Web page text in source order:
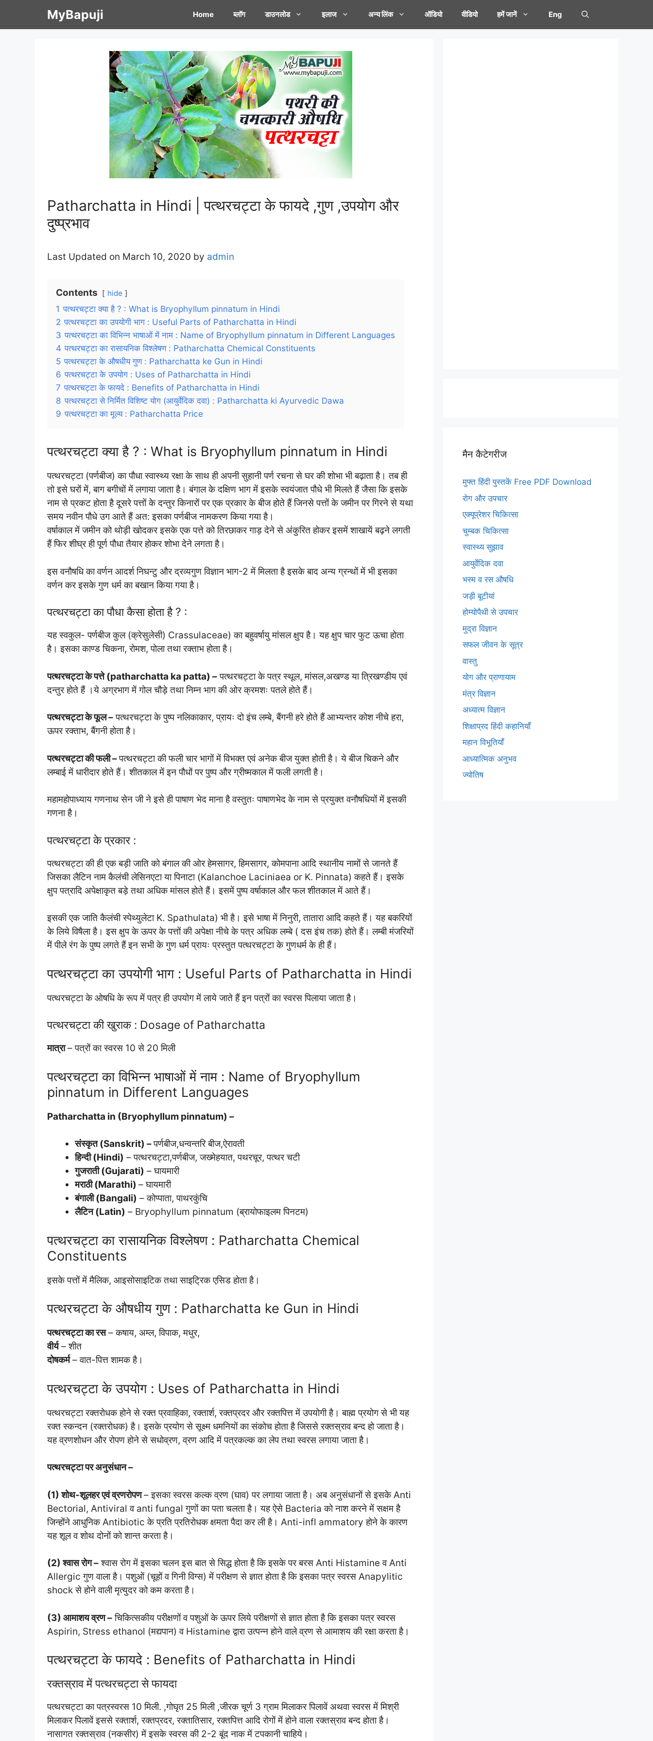
MyBapuji Home ब्लॉग डाउनलोड इलाज अन्य लिंक ऑडियो वीडियो हमें जानें Eng
Patharchatta in Hindi | पत्थरचट्टा के फायदे ,गुण ,उपयोग और
दुष्प्रभाव
Last Updated on March 10, 2020 by admin
Contents hide
1 पत्थरचट्टा क्या है ? : What is Bryophyllum pinnatum in Hindi
2 पत्थरचट्टा का उपयोगी भाग : Useful Parts of Patharchatta in Hindi
3 पत्थरचट्टा का विभिन्न भाषाओं में नाम : Name of Bryophyllum pinnatum in Different Languages
4 पत्थरचट्टा का रासायनिक विश्लेषण : Patharchatta Chemical Constituents
5 पत्थरचट्टा के औषधीय गुण : Patharchatta ke Gun in Hindi
6 पत्थरचट्टा के उपयोग : Uses of Patharchatta in Hindi
7 पत्थरचट्टा के फायदे : Benefits of Patharchatta in Hindi
8 पत्थरचट्टा से निर्मित विशिष्ट योग (आयुर्वेदिक दवा) : Patharchatta ki Ayurvedic Dawa
9 पत्थरचट्टा का मूल्य : Patharchatta Price
पत्थरचट्टा क्या है ? : What is Bryophyllum pinnatum in Hindi
पत्थरचट्टा (पर्णबीज) का पौधा स्वास्थ्य रक्षा के साथ ही अपनी सुहानी पर्ण रचना से घर की शोभा भी बढ़ाता है। तब ही
तो इसे घरों में, बाग बगीचों में लगाया जाता है। बंगाल के दक्षिण भाग में इसके स्वयंजात पौधे भी मिलते हैं जैसा कि इसके
नाम से प्रकट होता है दूसरे पत्तों के दन्तुर किनारों पर एक प्रकार के बीज होते हैं जिनसे पत्तों के जमीन पर गिरने से यथा
समय नवीन पौधे उग आते हैं अत: इसका पर्णबीज नामकरण किया गया है।
वर्षाकाल में जमीन को थोड़ी खोदकर इसके एक पत्ते को तिरछाकर गाड़ देने से अंकुरित होकर इसमें शाखायें बढ़ने लगती
हैं फिर शीघ्र ही पूर्ण पौधा तैयार होकर शोभा देने लगता है।
इस वनौषधि का वर्णन आदर्श निघन्टु और द्रव्यगुण विज्ञान भाग-2 में मिलता है इसके बाद अन्य ग्रन्थों में भी इसका
वर्णन कर इसके गुण धर्म का बखान किया गया है।
पत्थरचट्टा का पौधा कैसा होता है ? :
यह स्वकुल- पर्णबीज कुल (क्रेसुलेसी) Crassulaceae) का बहुवर्षायु मांसल क्षुप है। यह क्षुप चार फुट ऊचा होता
है। इसका काण्ड चिकना, रोमश, पोला तथा रक्ताभ होता है।
पत्थरचट्टा के पत्ते (patharchatta ka patta) –पत्थरचट्टा के पत्र स्थूल, मांसल,अखण्ड या त्रिखण्डीय एवं
दन्तुर होते हैं ।ये अग्रभाग में गोल चौड़े तथा निम्न भाग की ओर क्रमशः पतले होते हैं।
पत्थरचट्टा के फूल –पत्थरचट्टा के पुष्प नलिकाकार, प्रायः दो इंच लम्बे, बैंगनी हरे होते हैं आभ्यन्तर कोश नीचे हरा,
ऊपर रक्ताभ, बैंगनी होता है।
पत्थरचट्टा की फली –पत्थरचट्टा की फली चार भागों में विभक्त एवं अनेक बीज युक्त होती है। ये बीज चिकने और
लम्बाई में धारीदार होते हैं। शीतकाल में इन पौधों पर पुष्प और ग्रीष्मकाल में फली लगती है।
महामहोपाध्याय गणनाथ सेन जी ने इसे ही पाषाण भेद माना है वस्तुतः पाषाणभेद के नाम से प्रयुक्त वनौषधियों में इसकी
गणना है।
पत्थरचट्टा के प्रकार :
पत्थरचट्टा की ही एक बड़ी जाति को बंगाल की ओर हेमसागर, हिमसागर, कोमपाना आदि स्थानीय नामों से जानते हैं
जिसका लैटिन नाम कैलंची लेसिनएटा या पिनाटा (Kalanchoe Laciniaea or K. Pinnata) कहते हैं। इसके
क्षुप पत्रादि अपेक्षाकृत बड़े तथा अधिक मांसल होते हैं। इसमें पुष्प वर्षाकाल और फल शीतकाल में आते हैं।
इसकी एक जाति कैलंची स्पेथ्युलेटा K. Spathulata) भी है। इसे भाषा में निनुरी, तातारा आदि कहते हैं। यह बकरियों
के लिये विषैला है। इस क्षुप के ऊपर के पत्तों की अपेक्षा नीचे के पत्र अधिक लम्बे ( दस इंच तक) होते हैं। लम्बी मंजरियों
में पीले रंग के पुष्प लगते हैं इन सभी के गुण धर्म प्रायः प्रस्तुत पत्थरचट्टा के गुणधर्म के ही हैं।
पत्थरचट्टा का उपयोगी भाग : Useful Parts of Patharchatta in Hindi
पत्थरचट्टा के ओषधि के रूप में पत्र ही उपयोग में लाये जाते हैं इन पत्रों का स्वरस पिलाया जाता है।
पत्थरचट्टा की खुराक : Dosage of Patharchatta
मात्रा– पत्रों का स्वरस 10 से 20 मिली
पत्थरचट्टा का विभिन्न भाषाओं में नाम : Name of Bryophyllum
pinnatum in Different Languages
Patharchatta in (Bryophyllum pinnatum) –
संस्कृत (Sanskrit) –पर्णबीज,धन्वन्तरि बीज,ऐरावती
हिन्दी (Hindi) – पत्थरचट्टा,पर्णबीज, जख्मेहयात, पथरचूर, पत्थर चटी
गुजराती (Gujarati) – घायमारी
मराठी (Marathi) – घायमारी
बंगाली (Bangali) – कोप्पाता, पाथरकुंचि
लैटिन (Latin) – Bryophyllum pinnatum (ब्रायोफाइलम पिनटम)
पत्थरचट्टा का रासायनिक विश्लेषण : Patharchatta Chemical
Constituents
इसके पत्तों में मैलिक, आइसोसाइटिक तथा साइट्रिक एसिड होता है।
पत्थरचट्टा के औषधीय गुण : Patharchatta ke Gun in Hindi
पत्थरचट्टा का रस– कषाय, अम्ल, विपाक, मधुर,
वीर्य– शीत
दोषकर्म– वात-पित्त शामक है।
पत्थरचट्टा के उपयोग : Uses of Patharchatta in Hindi
पत्थरचट्टा रक्तरोधक होने से रक्त प्रवाहिका, रक्तार्श, रक्तप्रदर और रक्तपित्त में उपयोगी है। बाह्म प्रयोग से भी यह
रक्त स्कन्दन (रक्तरोधक) है। इसके प्रयोग से सूक्ष्म धमनियों का संकोच होता है जिससे रक्तस्राव बन्द हो जाता है।
यह व्रणशोधन और रोपण होने से सधोव्रण, व्रण आदि में पत्रकल्क का लेप तथा स्वरस लगाया जाता है।
पत्थरचट्टा पर अनुसंधान –
(1) शोथ-शूलहर एवं व्रणरोपण– इसका स्वरस कल्क व्रण (घाव) पर लगाया जाता है। अब अनुसंधानों से इसके Anti
Bectorial, Antiviral व anti fungal गुणों का पता चलता है। यह ऐसे Bacteria को नाश करने में सक्षम है
जिन्होंने आधुनिक Antibiotic के प्रति प्रतिरोधक क्षमता पैदा कर ली है। Anti-infl ammatory होने के कारण
यह शूल व शोथ दोनों को शान्त करता है।
(2) श्वास रोग –श्वास रोग में इसका चलन इस बात से सिद्ध होता है कि इसके पर बरस Anti Histamine व Anti
Allergic गुण वाला है। पशुओं (चूहों व गिनी विग्स) में परीक्षण से ज्ञात होता है कि इसका पत्र स्वरस Anapylitic
shock से होने वाली मृत्युदर को कम करता है।
(3) आमाशय व्रण –चिकित्सकीय परीक्षणों व पशुओं के ऊपर लिये परीक्षणों से ज्ञात होता है कि इसका पत्र स्वरस
Aspirin, Stress ethanol (मद्यपान) व Histamine द्वारा उत्पन्न होने वाले व्रण से आमाशय की रक्षा करता है।
पत्थरचट्टा के फायदे : Benefits of Patharchatta in Hindi
रक्तस्राव में पत्थरचट्टा से फायदा
पत्थरचट्टा का पत्रस्वरस 10 मिली. ,गोघृत 25 मिली ,जीरक चूर्ण 3 ग्राम मिलाकर पिलावें अथवा स्वरस में मिश्री
मिलाकर पिलावें इससे रक्तार्श, रक्तप्रदर, रक्तातिसार, रक्तपित्त आदि रोगों में होने वाला रक्तस्राव बन्द होता है।
नासागत रक्तस्राव (नकसीर) में इसके स्वरस की 2-2 बूंद नाक में टपकानी चाहिये।
मैन कैटेगरीज
मुफ्त हिंदी पुस्तकें Free PDF Download
रोग और उपचार
एक्यूप्रेशर चिकित्सा
चुम्बक चिकित्सा
स्वास्थ्य सुझाव
आयुर्वेदिक दवा
भस्म व रस औषधि
जड़ी बूटीयां
होम्योपैथी से उपचार
मुद्रा विज्ञान
सफल जीवन के सूत्र
वास्तु
योग और प्राणायाम
मंत्र विज्ञान
अध्यात्म विज्ञान
शिक्षाप्रद हिंदी कहानियाँ
महान विभूतियाँ
आध्यात्मिक अनुभव
ज्योतिष